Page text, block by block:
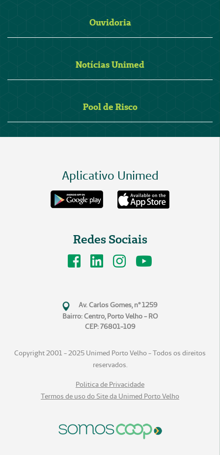
Ouvidoria
Notícias Unimed
Pool de Risco
Aplicativo Unimed
Redes Sociais
Av. Carlos Gomes, n° 1259
Bairro: Centro, Porto Velho - RO
CEP: 76801-109
Copyright 2001 - 2025 Unimed Porto Velho - Todos os direitos
reservados.
Politica de Privacidade
Termos de uso do Site da Unimed Porto Velho